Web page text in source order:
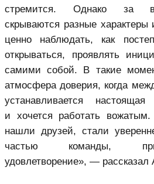
стремится. Однако за
скрываются разные
ценно наблюдать, как
открываться, проявлять
самими собой. В такие
атмосфера доверия, когда
устанавливается
и хочется работать
нашли друзей, стали
частью команды,
удовлетворение», —